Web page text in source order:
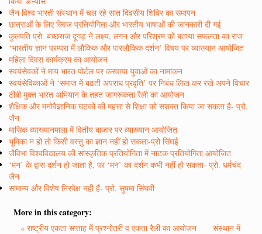
जैन विश्व भारती संस्थान में चल रहे सात दिवसीय शिविर का समापन
छात्राओं के लिए क्विज प्रतियोगिता और भारतीय भाषाओं की जानकारी दी गई
कुलपति प्रो. बच्छराज दूगड़ ने लक्ष्य, लगन और परिश्रम को बताया सफलता का राज
‘भारतीय ज्ञान परम्परा में लौकिक और पारलौकिक दर्शन’ विषय पर व्याख्यान आयोजित
महिला दिवस कार्यक्रम का आयोजन
स्वयंसेवकों ने माय भारत पोर्टल पर करवाया युवाओं का नामांकन
स्वयंसेविकाओं ने ‘समाज में बढती अपराध प्रवृति’ पर निबंध लिख कर रखे अपने विचार
टीबी मुक्त भारत अभियान के तहत जागरूकता रैली का आयोजन
शैक्षिक और मनोवैज्ञानिक घटकों की महत्ता से शिक्षा को सशक्त किया जा सकता है- प्रो.
जैन
मासिक व्याख्यानमाला में वितीय बाजार पर व्याख्यान आयोजित
भूमिका न हो तो किसी वस्तु का ज्ञान नहीं हो सकता-प्रो सिंघई
जैविभा विश्वविद्यालय की सांस्कृतिक प्रतियोगिता में नाटक प्रतियोगिता आयोजित
‘मन’ के द्वारा दर्शन हो जाता है, पर ‘मन’ का दर्शन कभी नहीं हो सकता- प्रो. धर्मचंद
जैन
सामान्य और विशेष निरपेक्ष नही हैं- प्रो. सुषमा सिंघवी
More in this category:
« राष्ट्रीय एकता सप्ताह में प्रश्नोतरी व एकता रैली का आयोजन
संस्थान में